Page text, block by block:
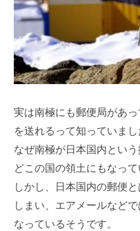
実は南極にも郵便局があ
を送れるって知っていまし
なぜ南極が日本国内とい
どこの国の領土にもなって
しかし、日本国内の郵便
しまい、エアメールなど
なっているそうです。